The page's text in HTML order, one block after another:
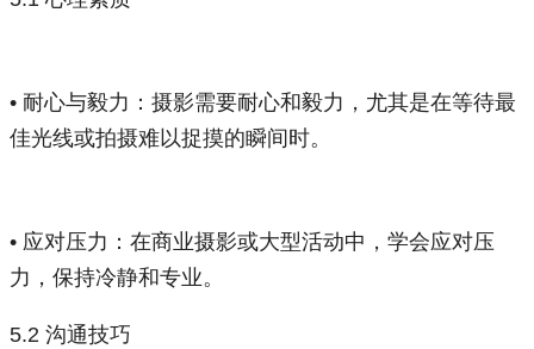
• 耐心与毅力：摄影需要耐心和毅力，尤其是在等待最
佳光线或拍摄难以捉摸的瞬间时。
• 应对压力：在商业摄影或大型活动中，学会应对压
力，保持冷静和专业。
5.2 沟通技巧